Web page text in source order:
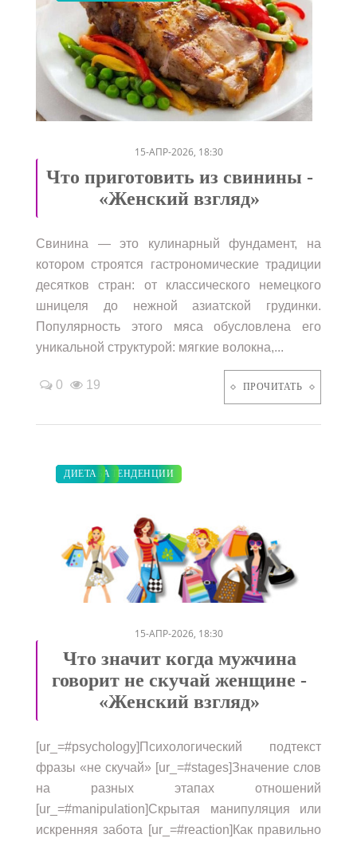
//
15-АПР-2026, 18:30
Что приготовить из свинины -
«Женский взгляд»
Свинина — это кулинарный фундамент, на
котором строятся гастрономические традиции
десятков стран: от классического немецкого
шницеля до нежной азиатской грудинки.
Популярность этого мяса обусловлена его
уникальной структурой: мягкие волокна,...
0 19 ПРОЧИТАТЬ
ПОКАЗЫ
ЗАКУПКИ ПО МОДЕ
МОДНЫЕ ТЕНДЕНЦИИ
СВАДЬБА
ДИЕТА
15-АПР-2026, 18:30
Что значит когда мужчина
говорит не скучай женщине -
«Женский взгляд»
[ur_=#psychology]Психологический подтекст
фразы «не скучай» [ur_=#stages]Значение слов
на разных этапах отношений
[ur_=#manipulation]Скрытая манипуляция или
искренняя забота [ur_=#reaction]Как правильно